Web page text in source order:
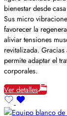
bienestar desde
Sus micro
favorecer la
aliviar tensiones
revitalizada.
permite adaptar el
corporales.
Ver detalles